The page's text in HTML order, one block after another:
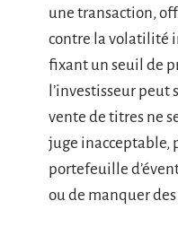
une transaction,
contre la volatilité
fixant un seuil de
l’investisseur peut
vente de titres ne
juge inacceptable,
portefeuille
ou de manquer